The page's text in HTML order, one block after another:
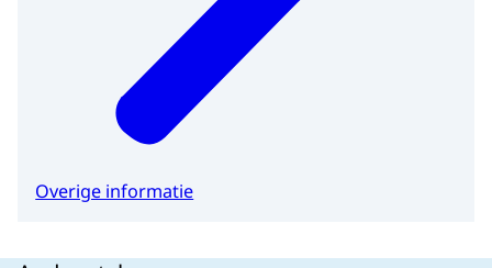
Overige informatie